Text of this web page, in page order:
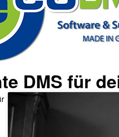
DMS für